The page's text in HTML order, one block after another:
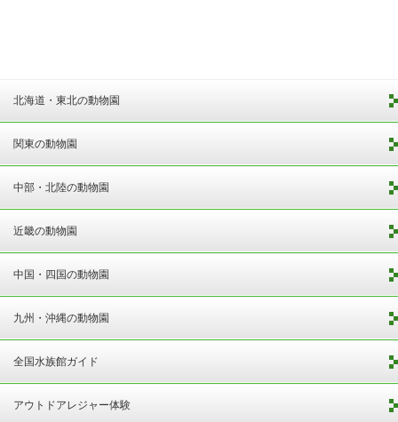
北海道・東北の動物園
関東の動物園
中部・北陸の動物園
近畿の動物園
中国・四国の動物園
九州・沖縄の動物園
全国水族館ガイド
アウトドアレジャー体験